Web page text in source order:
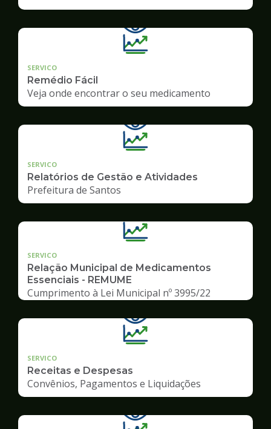
SERVICO
Remédio Fácil
Veja onde encontrar o seu medicamento
SERVICO
Relatórios de Gestão e Atividades
Prefeitura de Santos
SERVICO
Relação Municipal de Medicamentos
Essenciais - REMUME
Cumprimento à Lei Municipal nº 3995/22
SERVICO
Receitas e Despesas
Convênios, Pagamentos e Liquidações